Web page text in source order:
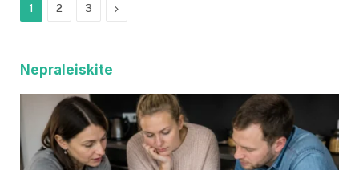
1 2 3 Next
Nepraleiskite